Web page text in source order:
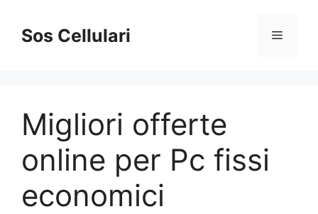
contenuto
Sos Cellulari Menu
Migliori offerte
online per Pc fissi
economici